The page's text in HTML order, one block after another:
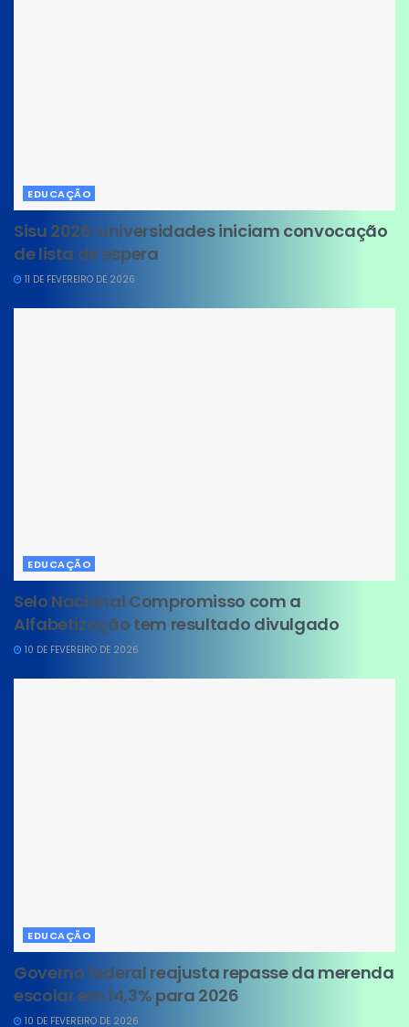
EDUCAÇÃO
Sisu 2026: universidades iniciam convocação
de lista de espera
11 DE FEVEREIRO DE 2026
EDUCAÇÃO
Selo Nacional Compromisso com a
Alfabetização tem resultado divulgado
10 DE FEVEREIRO DE 2026
EDUCAÇÃO
Governo federal reajusta repasse da merenda
escolar em 14,3% para 2026
10 DE FEVEREIRO DE 2026